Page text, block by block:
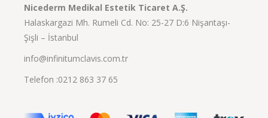
Nicederm Medikal Estetik Ticaret A.Ş.
Halaskargazi Mh. Rumeli Cd. No: 25-27 D:6 Nişantaşı-
Şişli – İstanbul
info@infinitumclavis.com.tr
Telefon :0212 863 37 65